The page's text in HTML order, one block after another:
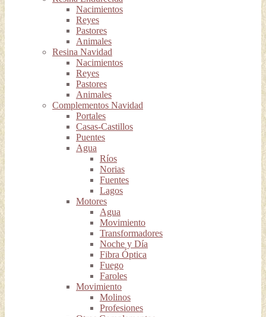
Nacimientos
Reyes
Pastores
Animales
Resina Navidad
Nacimientos
Reyes
Pastores
Animales
Complementos Navidad
Portales
Casas-Castillos
Puentes
Agua
Ríos
Norias
Fuentes
Lagos
Motores
Agua
Movimiento
Transformadores
Noche y Día
Fibra Óptica
Fuego
Faroles
Movimiento
Molinos
Profesiones